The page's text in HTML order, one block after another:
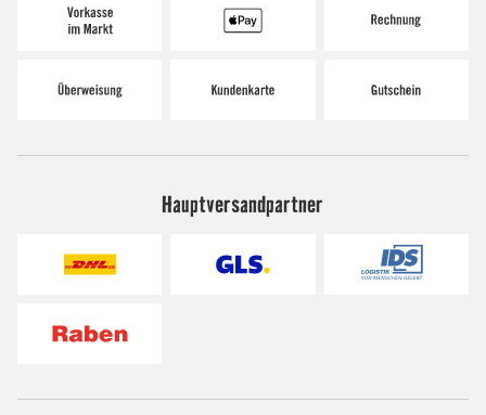
Hauptversandpartner